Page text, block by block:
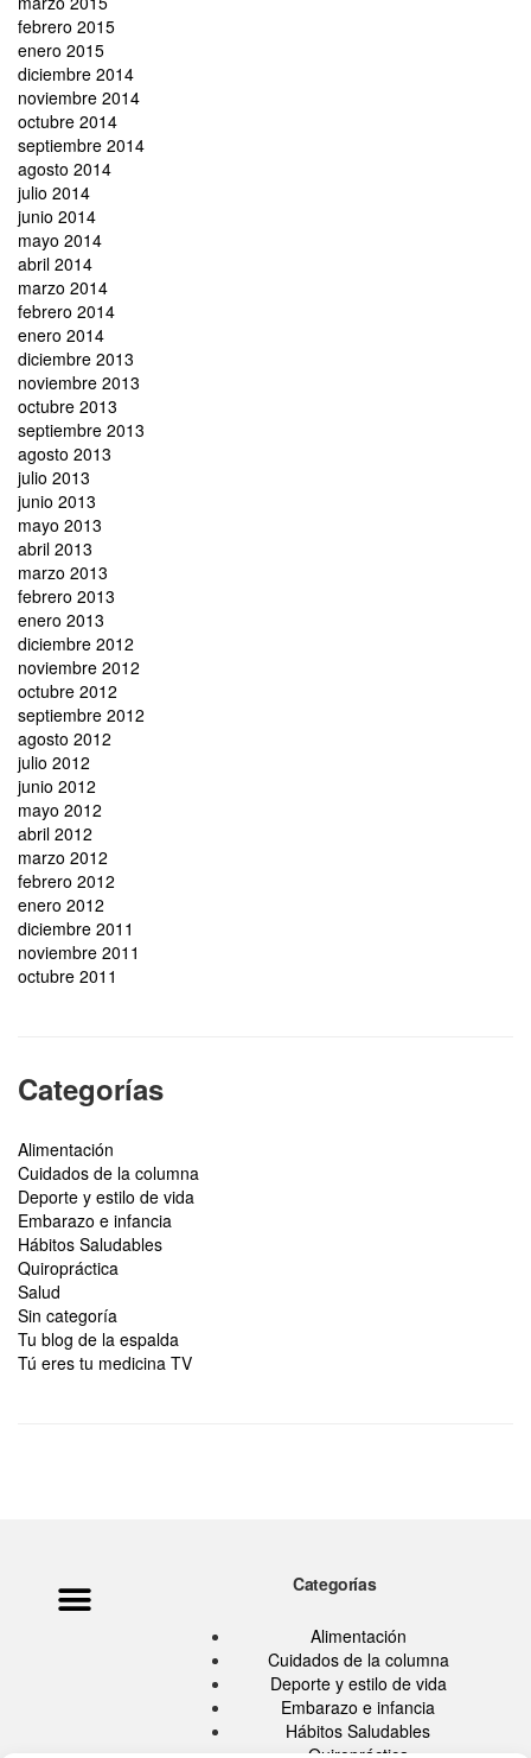
febrero 2015
enero 2015
diciembre 2014
noviembre 2014
octubre 2014
septiembre 2014
agosto 2014
julio 2014
junio 2014
mayo 2014
abril 2014
marzo 2014
febrero 2014
enero 2014
diciembre 2013
noviembre 2013
octubre 2013
septiembre 2013
agosto 2013
julio 2013
junio 2013
mayo 2013
abril 2013
marzo 2013
febrero 2013
enero 2013
diciembre 2012
noviembre 2012
octubre 2012
septiembre 2012
agosto 2012
julio 2012
junio 2012
mayo 2012
abril 2012
marzo 2012
febrero 2012
enero 2012
diciembre 2011
noviembre 2011
octubre 2011
Categorías
Alimentación
Cuidados de la columna
Deporte y estilo de vida
Embarazo e infancia
Hábitos Saludables
Quiropráctica
Salud
Sin categoría
Tu blog de la espalda
Tú eres tu medicina TV
Categorías
Alimentación
Cuidados de la columna
Deporte y estilo de vida
Embarazo e infancia
Hábitos Saludables